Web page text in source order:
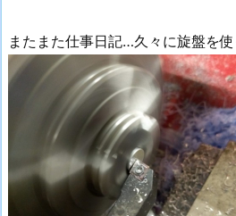
またまた仕事日記…久々に旋盤を